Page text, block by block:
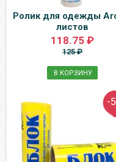
Ролик для одежды
листов
118.75 ₽
125 ₽
В КОРЗИНУ
-